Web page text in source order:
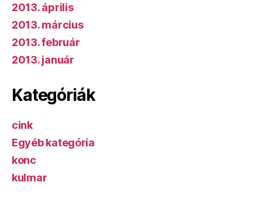
2013. április
2013. március
2013. február
2013. január
Kategóriák
cink
Egyéb kategória
konc
kulmar